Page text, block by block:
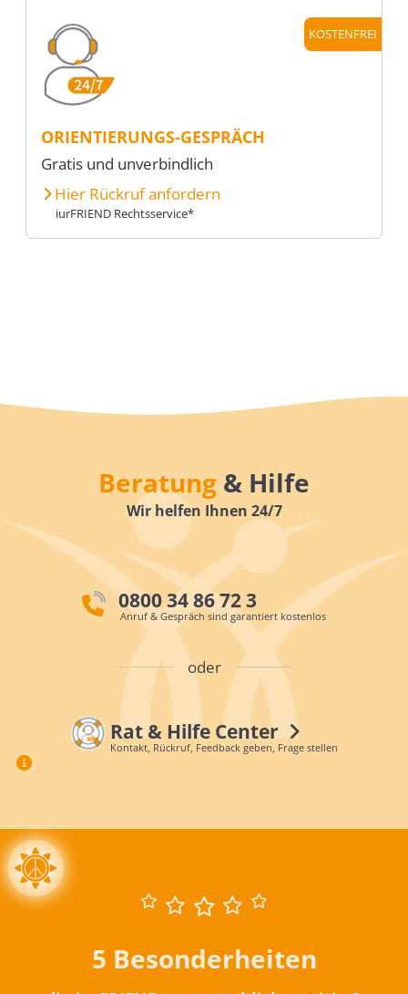
KOSTENFREI
ORIENTIERUNGS-GESPRÄCH
Gratis und unverbindlich
Hier Rückruf anfordern
iurFRIEND Rechtsservice*
Beratung & Hilfe
Wir helfen Ihnen 24/7
0800 34 86 72 3
Anruf & Gespräch sind garantiert kostenlos
oder
Rat & Hilfe Center
Kontakt, Rückruf, Feedback geben, Frage stellen
5 Besonderheiten